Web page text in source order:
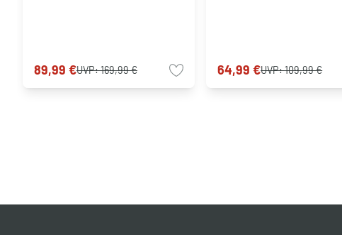
89,99 €UVP:169,99 € 64,99 €UVP:109,99 €